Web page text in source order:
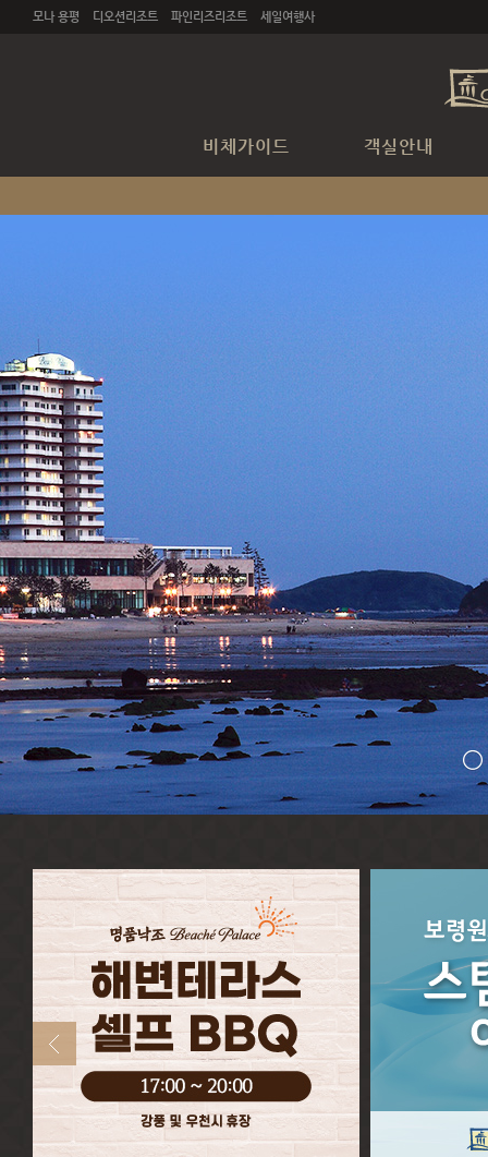
모나 용평 디오션리조트 파인리즈리조트 세일여행사
비체가이드 객실안내